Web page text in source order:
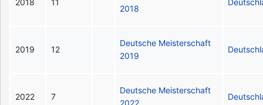
2018 11
2018
2019 12
Deutsche Meisterschaft
2019
2022 7
Deutsche Meisterschaft